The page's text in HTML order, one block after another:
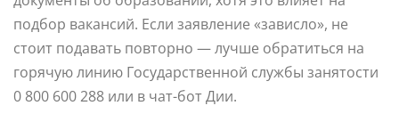
подбор вакансий. Если заявление «зависло», не
стоит подавать повторно — лучше обратиться на
горячую линию Государственной службы занятости
0 800 600 288 или в чат-бот Дии.